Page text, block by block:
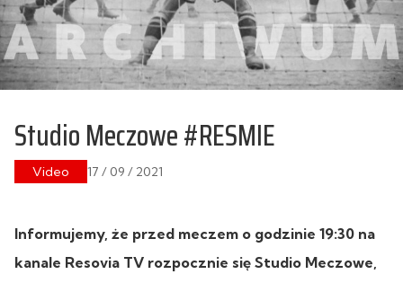
Studio Meczowe #RESMIE
Video 17 / 09 / 2021
Informujemy, że przed meczem o godzinie 19:30 na
kanale Resovia TV rozpocznie się Studio Meczowe,